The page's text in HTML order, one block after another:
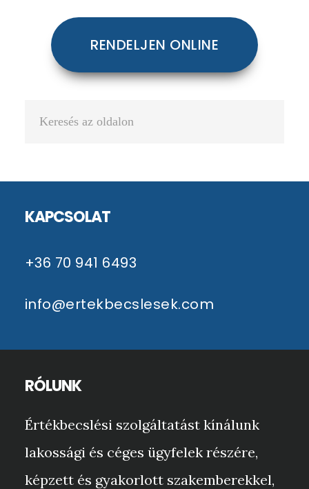
RENDELJEN ONLINE
Keresés
KAPCSOLAT
+36 70 941 6493
info@ertekbecslesek.com
RÓLUNK
Értékbecslési szolgáltatást kínálunk
lakossági és céges ügyfelek részére,
képzett és gyakorlott szakemberekkel,